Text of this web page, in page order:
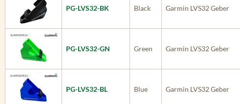
PG-LVS32-BK Black Garmin LVS32 Geber
PG-LVS32-GN Green Garmin LVS32 Geber
PG-LVS32-BL Blue Garmin LVS32 Geber